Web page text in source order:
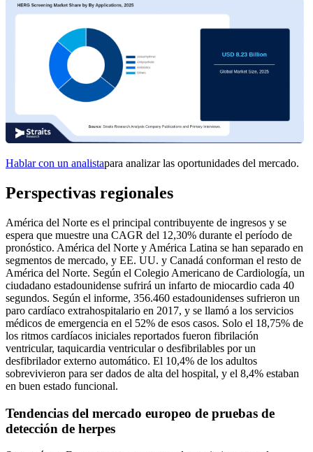
Hablar con un analistapara analizar las oportunidades del mercado.
Perspectivas regionales
América del Norte es el principal contribuyente de ingresos y se
espera que muestre una CAGR del 12,30% durante el período de
pronóstico. América del Norte y América Latina se han separado en
segmentos de mercado, y EE. UU. y Canadá conforman el resto de
América del Norte. Según el Colegio Americano de Cardiología, un
ciudadano estadounidense sufrirá un infarto de miocardio cada 40
segundos. Según el informe, 356.460 estadounidenses sufrieron un
paro cardíaco extrahospitalario en 2017, y se llamó a los servicios
médicos de emergencia en el 52% de esos casos. Solo el 18,75% de
los ritmos cardíacos iniciales reportados fueron fibrilación
ventricular, taquicardia ventricular o desfibrilables por un
desfibrilador externo automático. El 10,4% de los adultos
sobrevivieron para ser dados de alta del hospital, y el 8,4% estaban
en buen estado funcional.
Tendencias del mercado europeo de pruebas de
detección de herpes